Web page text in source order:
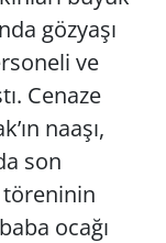
gözyaşı
ve
Cenaze
naaşı,
son
töreninin
ocağı